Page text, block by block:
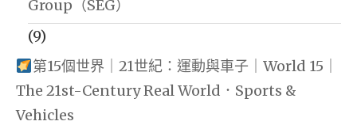
Group（SEG）
(9)
第15個世界｜21世紀：運動與車子｜World 15｜
The 21st-Century Real World．Sports &
Vehicles